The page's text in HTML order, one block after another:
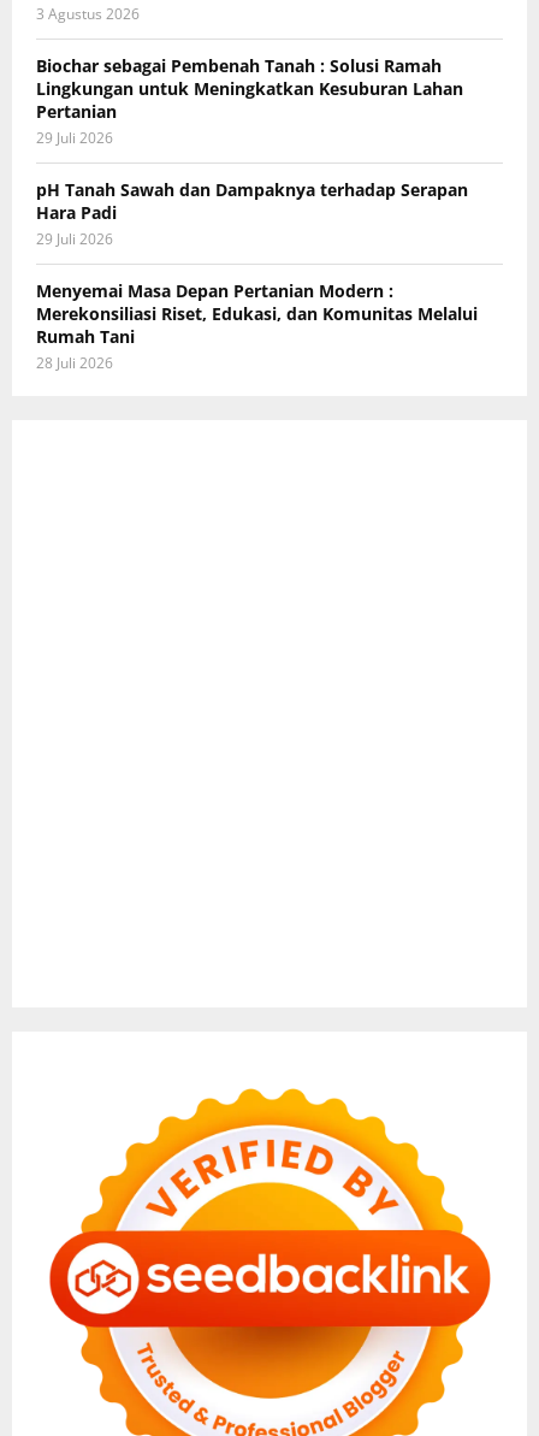
3 Agustus 2026
Biochar sebagai Pembenah Tanah : Solusi Ramah
Lingkungan untuk Meningkatkan Kesuburan Lahan
Pertanian
29 Juli 2026
pH Tanah Sawah dan Dampaknya terhadap Serapan
Hara Padi
29 Juli 2026
Menyemai Masa Depan Pertanian Modern :
Merekonsiliasi Riset, Edukasi, dan Komunitas Melalui
Rumah Tani
28 Juli 2026